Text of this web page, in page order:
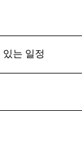
는 일정